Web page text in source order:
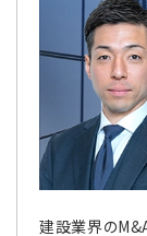
建設業界の